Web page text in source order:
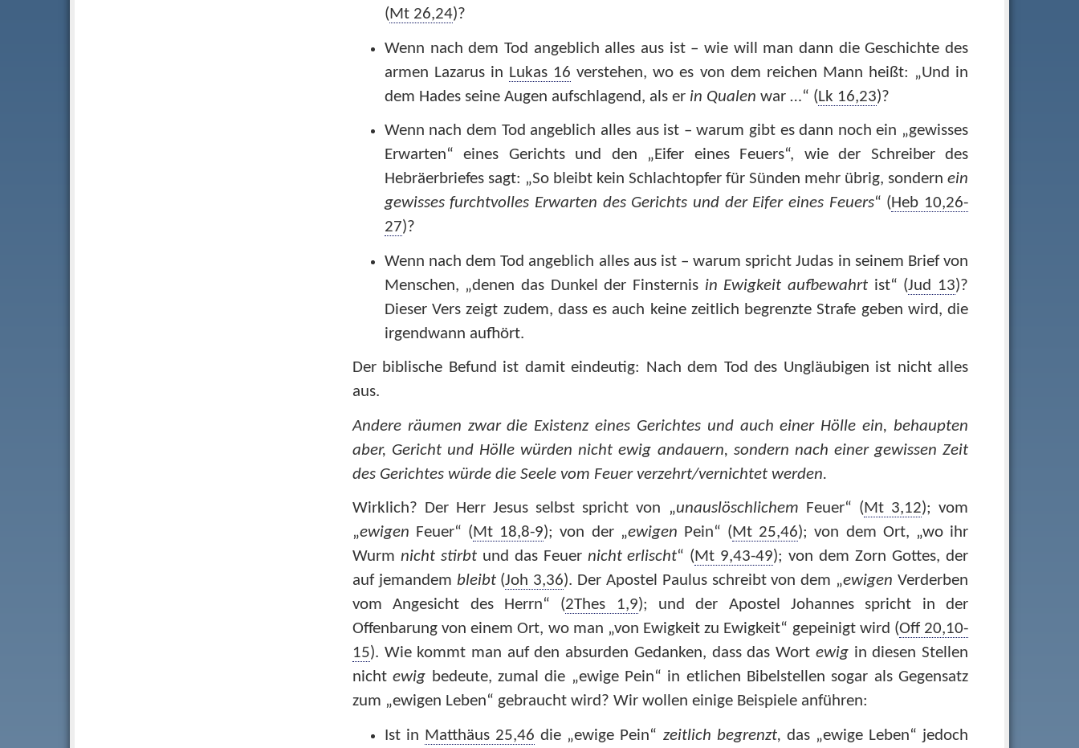
(Mt 26,24)?
Wenn nach dem Tod angeblich alles aus ist – wie will man dann die Geschichte des
armen Lazarus in Lukas 16 verstehen, wo es von dem reichen Mann heißt: „Und in
dem Hades seine Augen aufschlagend, als er in Qualen war …“ (Lk 16,23)?
Wenn nach dem Tod angeblich alles aus ist – warum gibt es dann noch ein „gewisses
Erwarten“ eines Gerichts und den „Eifer eines Feuers“, wie der Schreiber des
Hebräerbriefes sagt: „So bleibt kein Schlachtopfer für Sünden mehr übrig, sondern ein
gewisses furchtvolles Erwarten des Gerichts und der Eifer eines Feuers“ (Heb 10,26-
27)?
Wenn nach dem Tod angeblich alles aus ist – warum spricht Judas in seinem Brief von
Menschen, „denen das Dunkel der Finsternis in Ewigkeit aufbewahrt ist“ (Jud 13)?
Dieser Vers zeigt zudem, dass es auch keine zeitlich begrenzte Strafe geben wird, die
irgendwann aufhört.
Der biblische Befund ist damit eindeutig: Nach dem Tod des Ungläubigen ist nicht alles
aus.
Andere räumen zwar die Existenz eines Gerichtes und auch einer Hölle ein, behaupten
aber, Gericht und Hölle würden nicht ewig andauern, sondern nach einer gewissen Zeit
des Gerichtes würde die Seele vom Feuer verzehrt/vernichtet werden.
Wirklich? Der Herr Jesus selbst spricht von „unauslöschlichem Feuer“ (Mt 3,12); vom
„ewigen Feuer“ (Mt 18,8-9); von der „ewigen Pein“ (Mt 25,46); von dem Ort, „wo ihr
Wurm nicht stirbtund das Feuer nicht erlischt“ (Mt 9,43-49); von dem Zorn Gottes, der
auf jemandem bleibt (Joh 3,36). Der Apostel Paulus schreibt von dem „ewigen Verderben
vom Angesicht des Herrn“ (2Thes 1,9); und der Apostel Johannes spricht in der
Offenbarung von einem Ort, wo man „von Ewigkeit zu Ewigkeit“ gepeinigt wird (Off 20,10-
15). Wie kommt man auf den absurden Gedanken, dass das Wort ewigin diesen Stellen
nichtewig bedeute, zumal die „ewige Pein“ in etlichen Bibelstellen sogar als Gegensatz
zum „ewigen Leben“ gebraucht wird? Wir wollen einige Beispiele anführen:
Ist in Matthäus 25,46 die „ewige Pein“ zeitlich begrenzt, das „ewige Leben“ jedoch